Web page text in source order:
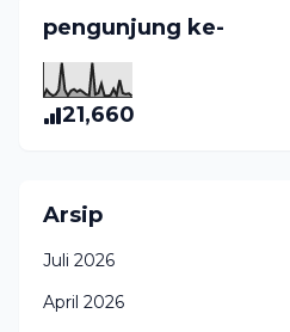
pengunjung ke-
21,660
Arsip
Juli 2026
April 2026